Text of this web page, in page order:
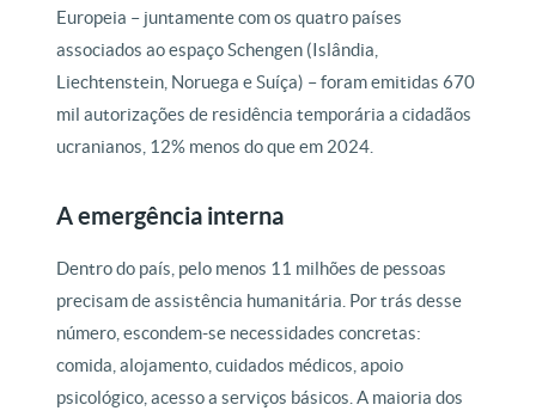
Europeia – juntamente com os quatro países
associados ao espaço Schengen (Islândia,
Liechtenstein, Noruega e Suíça) – foram emitidas 670
mil autorizações de residência temporária a cidadãos
ucranianos, 12% menos do que em 2024.
A emergência interna
Dentro do país, pelo menos 11 milhões de pessoas
precisam de assistência humanitária. Por trás desse
número, escondem-se necessidades concretas:
comida, alojamento, cuidados médicos, apoio
psicológico, acesso a serviços básicos. A maioria dos